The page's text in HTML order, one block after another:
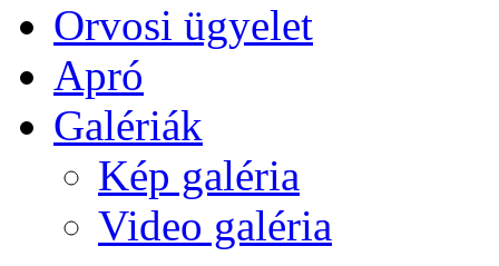
Orvosi ügyelet
Apró
Galériák
Kép galéria
Video galéria